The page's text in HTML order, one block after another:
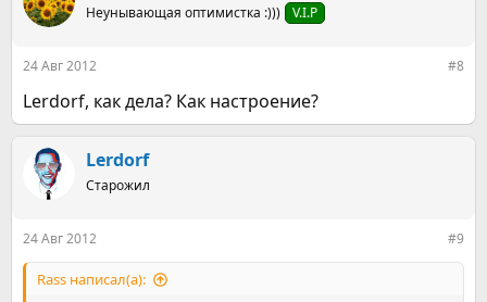
Неунывающая оптимистка :))) V.I.P
24 Авг 2012 #8
Lerdorf, как дела? Как настроение?
Lerdorf
Старожил
24 Авг 2012 #9
Rass написал(а):